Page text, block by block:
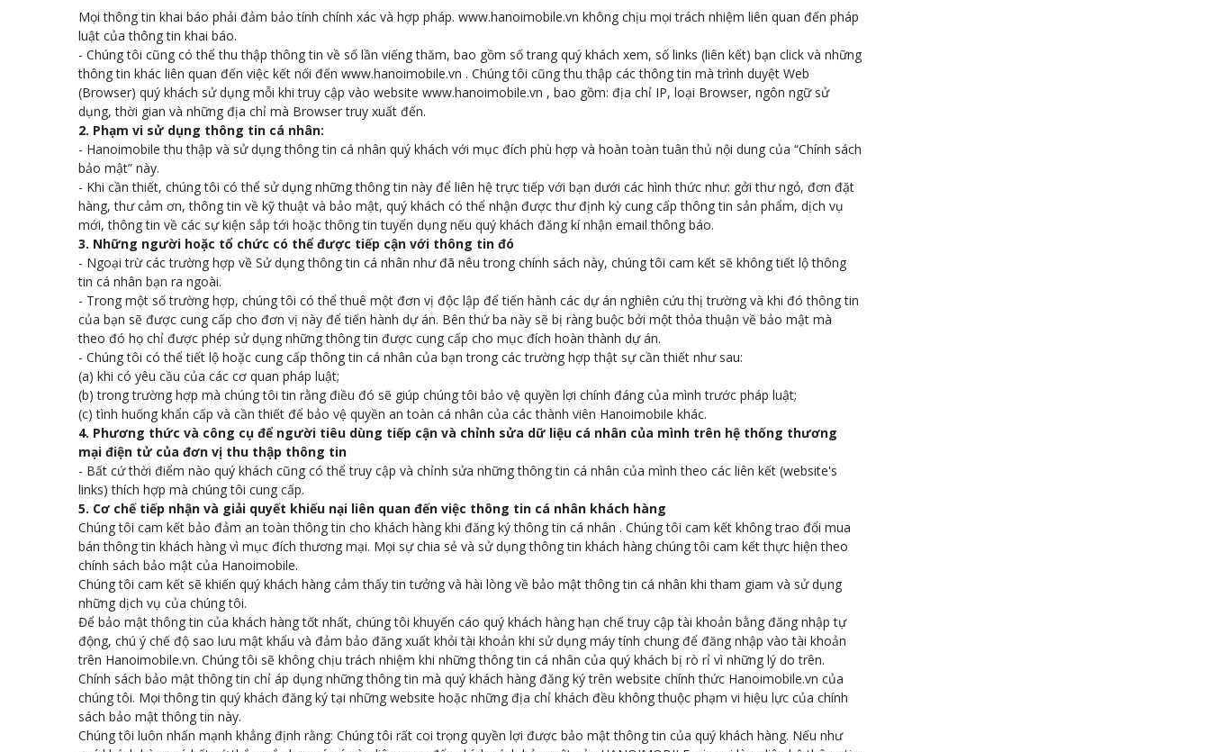
Mọi thông tin khai báo phải đảm bảo tính chính xác và hợp pháp. www.hanoimobile.vn không chịu mọi trách nhiệm liên quan đến pháp
luật của thông tin khai báo.
- Chúng tôi cũng có thể thu thập thông tin về số lần viếng thăm, bao gồm số trang quý khách xem, số links (liên kết) bạn click và những
thông tin khác liên quan đến việc kết nối đến www.hanoimobile.vn . Chúng tôi cũng thu thập các thông tin mà trình duyệt Web
(Browser) quý khách sử dụng mỗi khi truy cập vào website www.hanoimobile.vn , bao gồm: địa chỉ IP, loại Browser, ngôn ngữ sử
dụng, thời gian và những địa chỉ mà Browser truy xuất đến.
2. Phạm vi sử dụng thông tin cá nhân:
- Hanoimobile thu thập và sử dụng thông tin cá nhân quý khách với mục đích phù hợp và hoàn toàn tuân thủ nội dung của “Chính sách
bảo mật” này.
- Khi cần thiết, chúng tôi có thể sử dụng những thông tin này để liên hệ trực tiếp với bạn dưới các hình thức như: gởi thư ngỏ, đơn đặt
hàng, thư cảm ơn, thông tin về kỹ thuật và bảo mật, quý khách có thể nhận được thư định kỳ cung cấp thông tin sản phẩm, dịch vụ
mới, thông tin về các sự kiện sắp tới hoặc thông tin tuyển dụng nếu quý khách đăng kí nhận email thông báo.
3. Những người hoặc tổ chức có thể được tiếp cận với thông tin đó
- Ngoại trừ các trường hợp về Sử dụng thông tin cá nhân như đã nêu trong chính sách này, chúng tôi cam kết sẽ không tiết lộ thông
tin cá nhân bạn ra ngoài.
- Trong một số trường hợp, chúng tôi có thể thuê một đơn vị độc lập để tiến hành các dự án nghiên cứu thị trường và khi đó thông tin
của bạn sẽ được cung cấp cho đơn vị này để tiến hành dự án. Bên thứ ba này sẽ bị ràng buộc bởi một thỏa thuận về bảo mật mà
theo đó họ chỉ được phép sử dụng những thông tin được cung cấp cho mục đích hoàn thành dự án.
- Chúng tôi có thể tiết lộ hoặc cung cấp thông tin cá nhân của bạn trong các trường hợp thật sự cần thiết như sau:
(a) khi có yêu cầu của các cơ quan pháp luật;
(b) trong trường hợp mà chúng tôi tin rằng điều đó sẽ giúp chúng tôi bảo vệ quyền lợi chính đáng của mình trước pháp luật;
(c) tình huống khẩn cấp và cần thiết để bảo vệ quyền an toàn cá nhân của các thành viên Hanoimobile khác.
4. Phương thức và công cụ để người tiêu dùng tiếp cận và chỉnh sửa dữ liệu cá nhân của mình trên hệ thống thương
mại điện tử của đơn vị thu thập thông tin
- Bất cứ thời điểm nào quý khách cũng có thể truy cập và chỉnh sửa những thông tin cá nhân của mình theo các liên kết (website's
links) thích hợp mà chúng tôi cung cấp.
5. Cơ chế tiếp nhận và giải quyết khiếu nại liên quan đến việc thông tin cá nhân khách hàng
Chúng tôi cam kết bảo đảm an toàn thông tin cho khách hàng khi đăng ký thông tin cá nhân . Chúng tôi cam kết không trao đổi mua
bán thông tin khách hàng vì mục đích thương mại. Mọi sự chia sẻ và sử dụng thông tin khách hàng chúng tôi cam kết thực hiện theo
chính sách bảo mật của Hanoimobile.
Chúng tôi cam kết sẽ khiến quý khách hàng cảm thấy tin tưởng và hài lòng về bảo mật thông tin cá nhân khi tham giam và sử dụng
những dịch vụ của chúng tôi.
Để bảo mật thông tin của khách hàng tốt nhất, chúng tôi khuyến cáo quý khách hàng hạn chế truy cập tài khoản bằng đăng nhập tự
động, chú ý chế độ sao lưu mật khẩu và đảm bảo đăng xuất khỏi tài khoản khi sử dụng máy tính chung để đăng nhập vào tài khoản
trên Hanoimobile.vn. Chúng tôi sẽ không chịu trách nhiệm khi những thông tin cá nhân của quý khách bị rò rỉ vì những lý do trên.
Chính sách bảo mật thông tin chỉ áp dụng những thông tin mà quý khách hàng đăng ký trên website chính thức Hanoimobile.vn của
chúng tôi. Mọi thông tin quý khách đăng ký tại những website hoặc những địa chỉ khách đều không thuộc phạm vi hiệu lực của chính
sách bảo mật thông tin này.
Chúng tôi luôn nhấn mạnh khẳng định rằng: Chúng tôi rất coi trọng quyền lợi được bảo mật thông tin của quý khách hàng. Nếu như